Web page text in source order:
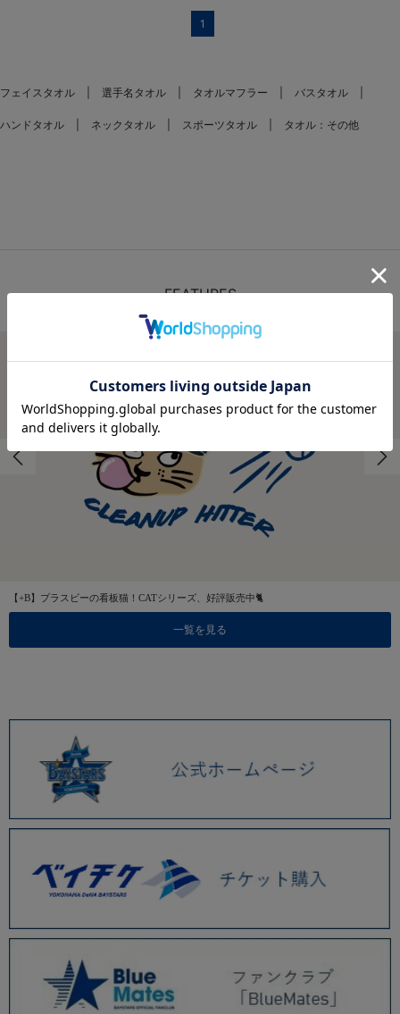
1
フェイスタオル 選手名タオル タオルマフラー バスタオル
ハンドタオル ネックタオル スポーツタオル タオル：その他
FEATURES
【+B】プラスビーの看板猫！CATシリーズ、好評販売中🐈
一覧を見る